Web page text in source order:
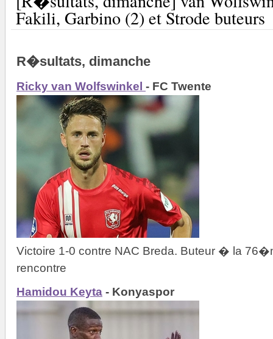
Fakili, Garbino (2) et Strode buteurs
R�sultats, dimanche
Ricky van Wolfswinkel - FC Twente
Victoire 1-0 contre NAC Breda. Buteur � la
rencontre
Hamidou Keyta - Konyaspor